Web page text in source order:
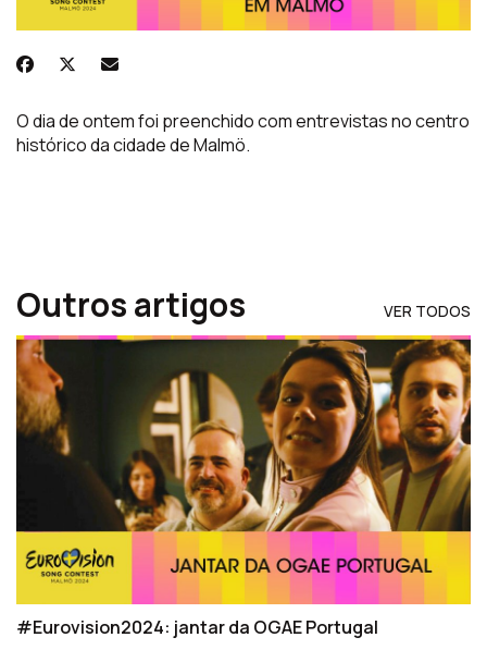
O dia de ontem foi preenchido com entrevistas no centro
histórico da cidade de Malmö.
Outros artigos VER TODOS
#Eurovision2024: jantar da OGAE Portugal